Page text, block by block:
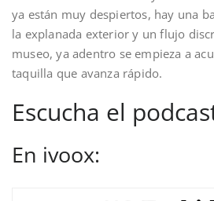
ya están muy despiertos, hay una
la explanada exterior y un flujo
museo, ya adentro se empieza a
taquilla que avanza rápido.
Escucha el
En ivoox: